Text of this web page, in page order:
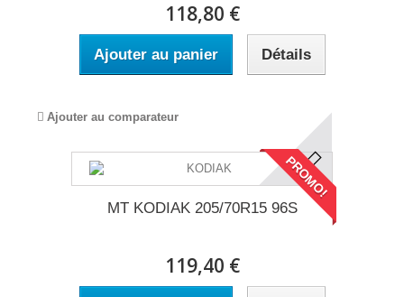
118,80 €
Ajouter au panier Détails
Ajouter au comparateur
PROMO!
MT KODIAK 205/70R15 96S
119,40 €